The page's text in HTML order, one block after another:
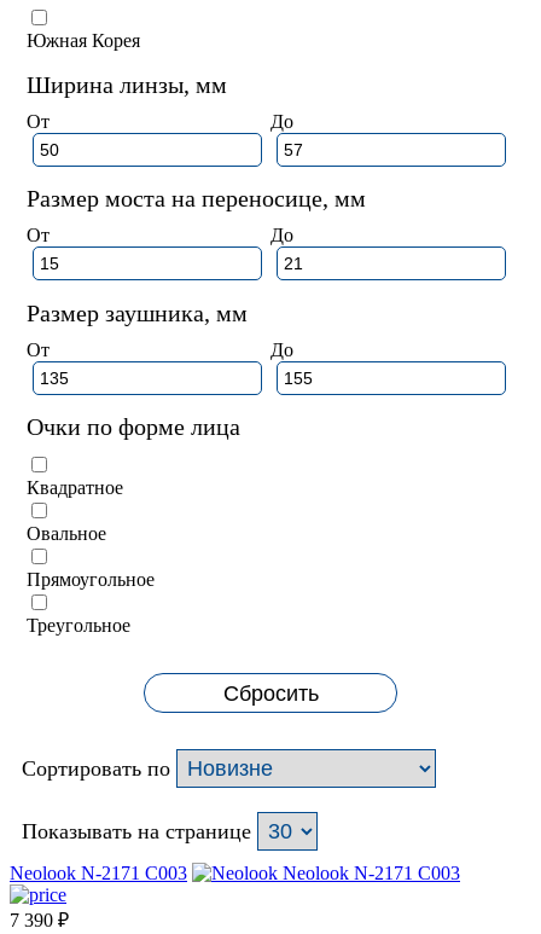
Южная Корея
Ширина линзы, мм
От До
Размер моста на переносице, мм
От До
Размер заушника, мм
От До
Очки по форме лица
Квадратное
Овальное
Прямоугольное
Треугольное
Сбросить
Сортировать по
Показывать на странице
Neolook N-2171 C003
7 390 ₽